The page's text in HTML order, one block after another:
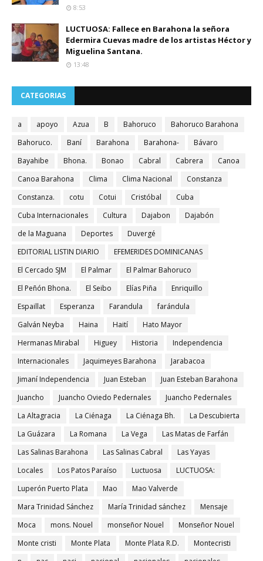
8:53
LUCTUOSA: Fallece en Barahona la señora
Edermira Cuevas madre de los artistas Héctor y
Miguelina Santana.
13:48
CATEGORIAS
a apoyo Azua B Bahoruco
Bahoruco Barahona
Bahoruco.
Baní Barahona Barahona-
Bávaro
Bayahibe
Bhona. Bonao Cabral Cabrera
Canoa
Canoa Barahona
Clima Clima Nacional
Constanza
Constanza.
cotu Cotui Cristóbal
Cuba
Cuba Internacionales
Cultura Dajabon
Dajabón
de la Maguana
Deportes
Duvergé
EDITORIAL LISTIN DIARIO
EFEMERIDES DOMINICANAS
El Cercado SJM
El Palmar
El Palmar Bahoruco
El Peñón Bhona.
El Seibo Elías Piña
Enriquillo
Espaillat
Esperanza Farandula
farándula
Galván Neyba
Haina Haití
Hato Mayor
Hermanas Mirabal
Higuey Historia
Independencia
Internacionales
Jaquimeyes Barahona
Jarabacoa
Jimaní Independencia
Juan Esteban
Juan Esteban Barahona
Juancho
Juancho Oviedo Pedernales
Juancho Pedernales
La Altagracia
La Ciénaga La Ciénaga Bh.
La Descubierta
La Guázara
La Romana La Vega
Las Matas de Farfán
Las Salinas Barahona
Las Salinas Cabral
Las Yayas
Locales
Los Patos Paraíso Luctuosa
LUCTUOSA:
Luperón Puerto Plata
Mao
Mao Valverde
Mara Trinidad Sánchez
María Trinidad sánchez
Mensaje
Moca
mons. Nouel monseñor Nouel
Monseñor Nouel
Monte cristi
Monte Plata Monte Plata R.D.
Montecristi